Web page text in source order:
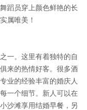
蹈员穿上颜色鲜艳的长
属唯美！
。这里有着独特的自
来的热情好客。很多酒
业的经验丰富的婚庆人
一个细节。新人可以在
沙滩享用结婚早餐，另